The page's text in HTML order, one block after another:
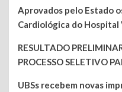
Aprovados pelo Estado
Cardiológica do Hospital
RESULTADO
PROCESSO SELETIVO
UBSs recebem novas